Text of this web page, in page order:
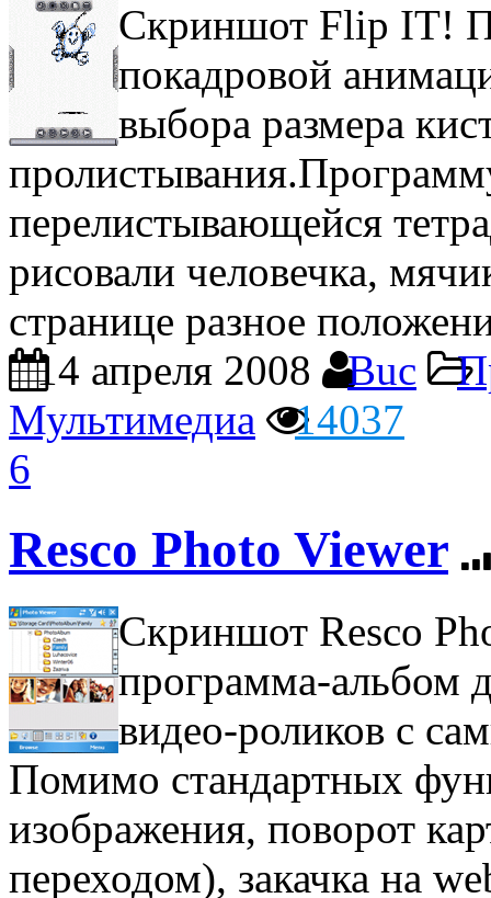
Скриншот Flip IT!
покадровой
выбора размера
перелистывающейся
рисовали человечка,
странице разное
14 апреля 2008
Buc
Мультимедиа
14037
6
Resco Photo Viewer
Скриншот Resco
программа-альбом
видео-роликов с
Помимо стандартных
изображения, поворот
переходом), закачка на